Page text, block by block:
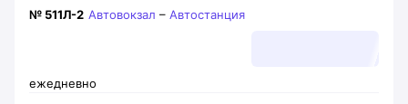
ежедневно
№ 511Л-2 Автовокзал – Автостанция